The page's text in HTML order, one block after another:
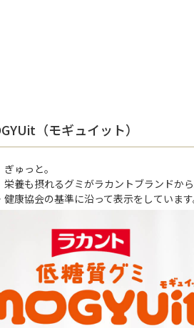
（モギュイット）
ゅっと。
養も摂れるグミがラカントブランドから
健康協会の基準に沿って表示をしています